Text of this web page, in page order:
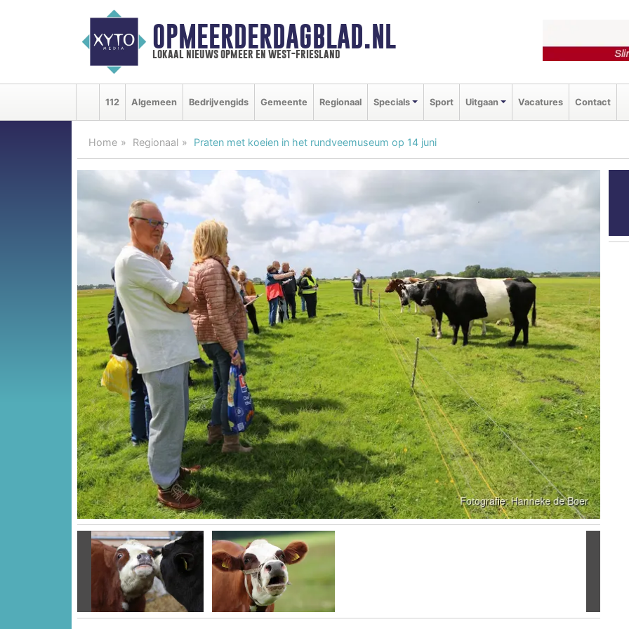
OPMEERDERDAGBLAD.NL
lokaal nieuws opmeer en west-friesland
112 Algemeen Bedrijvengids Gemeente Regionaal Specials Sport Uitgaan Vacatures Contact
Home Regionaal Praten met koeien in het rundveemuseum op 14 juni
Vorige